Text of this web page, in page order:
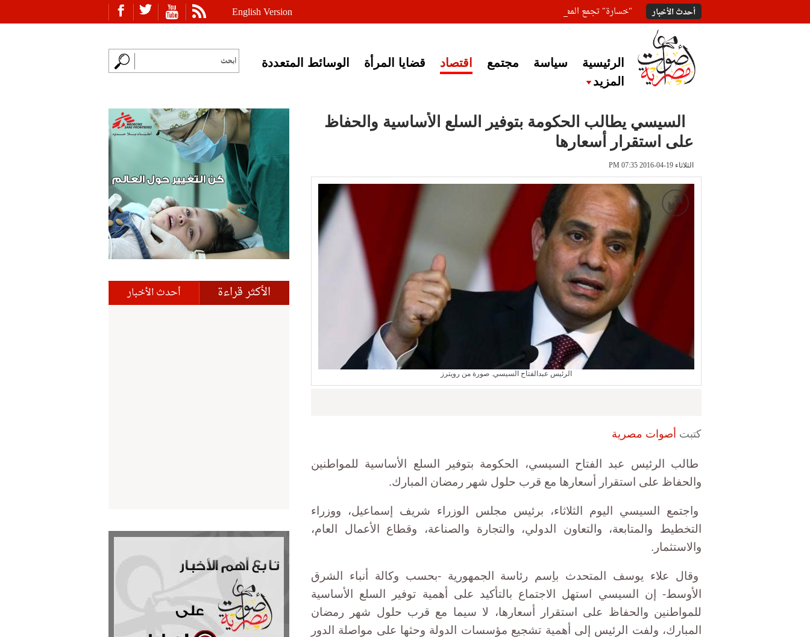
English Version أحدث الأخبار "خسارة" تجمع المعلقين على خبر إغلاق أصوات مصرية
الرئيسية سياسة مجتمع اقتصاد قضايا المرأة
الوسائط المتعددة
المزيد
السيسي يطالب الحكومة بتوفير السلع الأساسية والحفاظ
على استقرار أسعارها
الثلاثاء 19-04-2016 PM 07:35
الرئيس عبدالفتاح السيسي. صورة من رويترز
كتبت أصوات مصرية
طالب الرئيس عبد الفتاح السيسي، الحكومة بتوفير السلع الأساسية للمواطنين
والحفاظ على استقرار أسعارها مع قرب حلول شهر رمضان المبارك.
واجتمع السيسي اليوم الثلاثاء، برئيس مجلس الوزراء شريف إسماعيل، ووزراء
التخطيط والمتابعة، والتعاون الدولي، والتجارة والصناعة، وقطاع الأعمال العام،
والاستثمار.
وقال علاء يوسف المتحدث باِسم رئاسة الجمهورية -بحسب وكالة أنباء الشرق
الأوسط- إن السيسي استهل الاجتماع بالتأكيد على أهمية توفير السلع الأساسية
للمواطنين والحفاظ على استقرار أسعارها، لا سيما مع قرب حلول شهر رمضان
المبارك، ولفت الرئيس إلى أهمية تشجيع مؤسسات الدولة وحثها على مواصلة الدور
الأكثر قراءة أحدث الأخبار